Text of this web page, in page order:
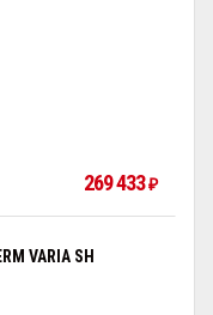
269 433₽
VARIA SH